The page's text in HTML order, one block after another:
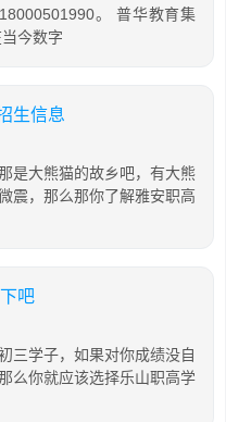
。 普华教育集
今数字
生信息
是大熊猫的故乡吧，有大熊
震，那么那你了解雅安职高
吧
三学子，如果对你成绩没自
么你就应该选择乐山职高学